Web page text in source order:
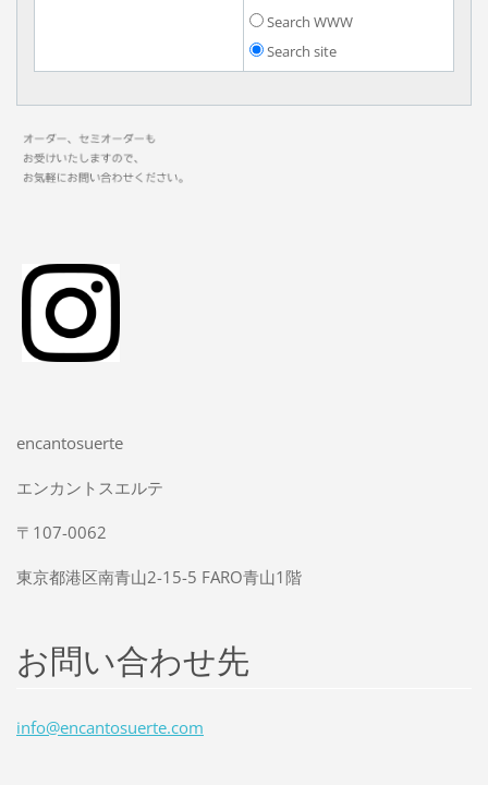
Search WWW
Search site
encantosuerte
エンカントスエルテ
〒107-0062
東京都港区南青山2-15-5 FARO青山1階
お問い合わせ先
info@encantosuerte.com